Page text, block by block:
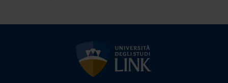
annunci, per fornire funzionalità dei social media e per
analizzare il nostro traffico. Condividiamo inoltre
informazioni sul modo in cui utilizza il nostro sito con i